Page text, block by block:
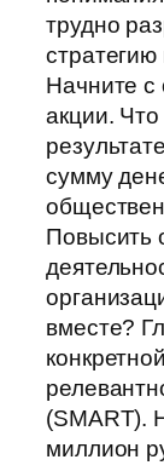
трудно
стратегию
Начните с
акции.
сумму
Повысить
вместе?
(SMART).
миллион